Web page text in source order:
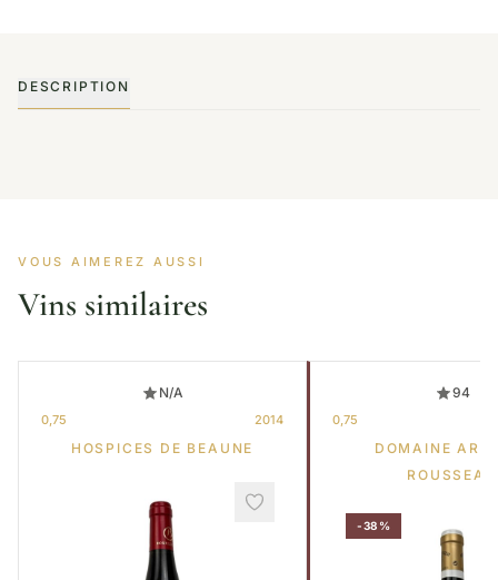
DESCRIPTION
VOUS AIMEREZ AUSSI
Vins similaires
N/A
0,75 2014
HOSPICES DE BEAUNE
94
0,75
DOMAINE
ROUSSEAU
-38%